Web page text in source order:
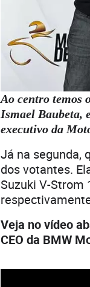
Ao centro temos
Ismael Baubeta,
executivo da
Já na segunda,
dos votantes.
Suzuki V-Strom
Veja no vídeo
CEO da BMW